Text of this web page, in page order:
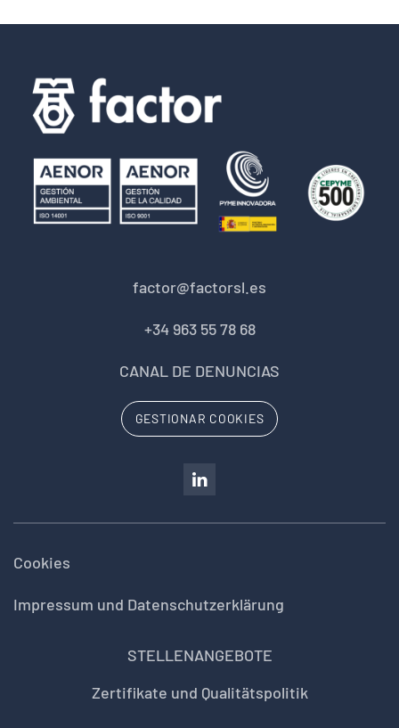
factor@factorsl.es
+34 963 55 78 68
CANAL DE DENUNCIAS
GESTIONAR COOKIES
Cookies
Impressum und Datenschutzerklärung
STELLENANGEBOTE
Zertifikate und Qualitätspolitik